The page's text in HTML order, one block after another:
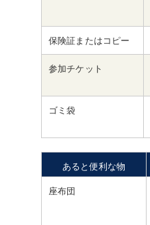
保険証またはコピー
参加チケット
ゴミ袋
あると便利な物
座布団